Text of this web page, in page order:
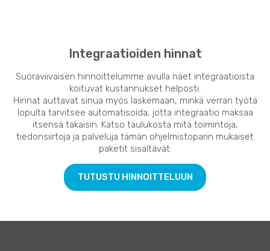
Integraatioiden hinnat
Suoraviivaisen hinnoittelumme avulla näet integraatioista
koituvat kustannukset helposti.
Hinnat auttavat sinua myös laskemaan, minkä verran työtä
lopulta tarvitsee automatisoida, jotta integraatio maksaa
itsensä takaisin. Katso taulukosta mitä toimintoja,
tiedonsiirtoja ja palveluja tämän ohjelmistoparin mukaiset
paketit sisältävät:
TUTUSTU HINNOITTELUUN